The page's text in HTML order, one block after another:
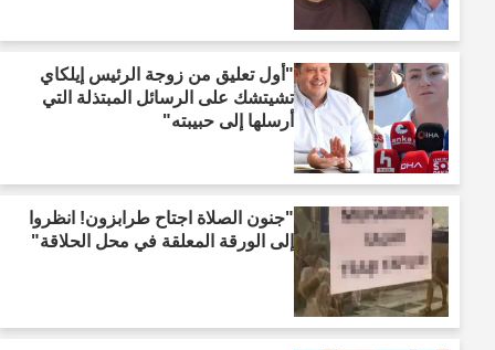
"أول تعليق من زوجة الرئيس إيلكاي
تشيتشك على الرسائل المبتذلة التي
أرسلها إلى حبيبته"
"جنون الصلاة اجتاح طرابزون! انظروا
إلى الورقة المعلقة في محل الحلاقة"